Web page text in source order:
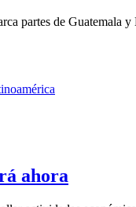
partes de Guatemala y
ahora